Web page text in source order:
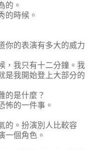
的。
的時候。
你的表演有多大的威力
，我只有十二分鐘。我
是我開始登上大部分的
的是什麼？
怖的一件事。
的。扮演別人比較容
一個角色。